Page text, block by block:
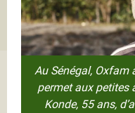
Au Sénégal, Oxfam
permet aux petites
Konde, 55 ans,